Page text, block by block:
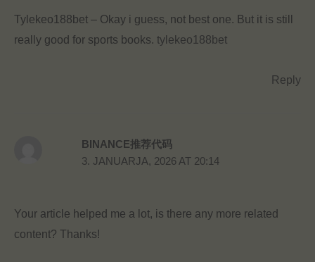
Tylekeo188bet – Okay i guess, not best one. But it is still
really good for sports books. tylekeo188bet
Reply
BINANCE推荐代码
3. JANUARJA, 2026 AT 20:14
Your article helped me a lot, is there any more related
content? Thanks!